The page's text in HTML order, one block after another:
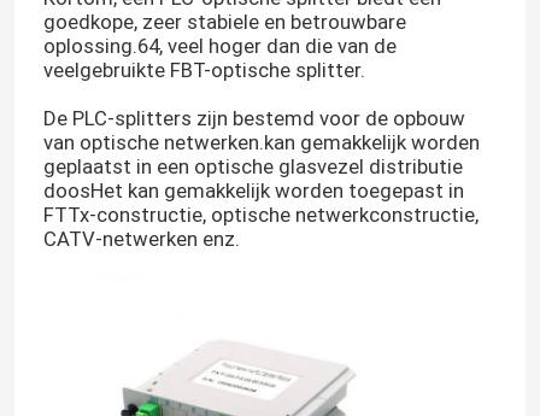
goedkope, zeer stabiele en betrouwbare
oplossing.64, veel hoger dan die van de
veelgebruikte FBT-optische splitter.
De PLC-splitters zijn bestemd voor de opbouw
van optische netwerken.kan gemakkelijk worden
geplaatst in een optische glasvezel distributie
doosHet kan gemakkelijk worden toegepast in
FTTx-constructie, optische netwerkconstructie,
CATV-netwerken enz.